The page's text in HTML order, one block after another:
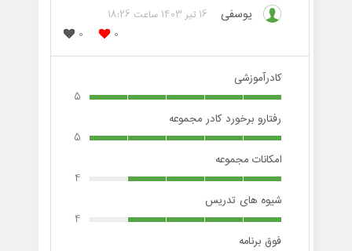
یوسفی
16 تیر 1403 ساعت 18:26
0
0
کادرآموزشی
5
رفتارو برخورد کادر مجموعه
5
امکانات مجموعه
4
شیوه های تدریس
4
فوق برنامه